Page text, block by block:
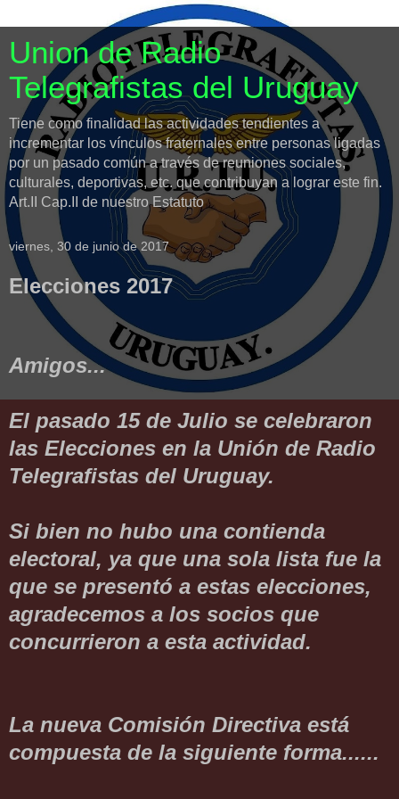
Union de Radio
Telegrafistas del Uruguay
Tiene como finalidad las actividades tendientes a
incrementar los vínculos fraternales entre personas ligadas
por un pasado común a través de reuniones sociales,
culturales, deportivas, etc. que contribuyan a lograr este fin.
Art.II Cap.II de nuestro Estatuto
viernes, 30 de junio de 2017
Elecciones 2017
Amigos...
El pasado 15 de Julio se celebraron
las Elecciones en la Unión de Radio
Telegrafistas del Uruguay.
Si bien no hubo una contienda
electoral, ya que una sola lista fue la
que se presentó a estas elecciones,
agradecemos a los socios que
concurrieron a esta actividad.
La nueva Comisión Directiva está
compuesta de la siguiente forma......